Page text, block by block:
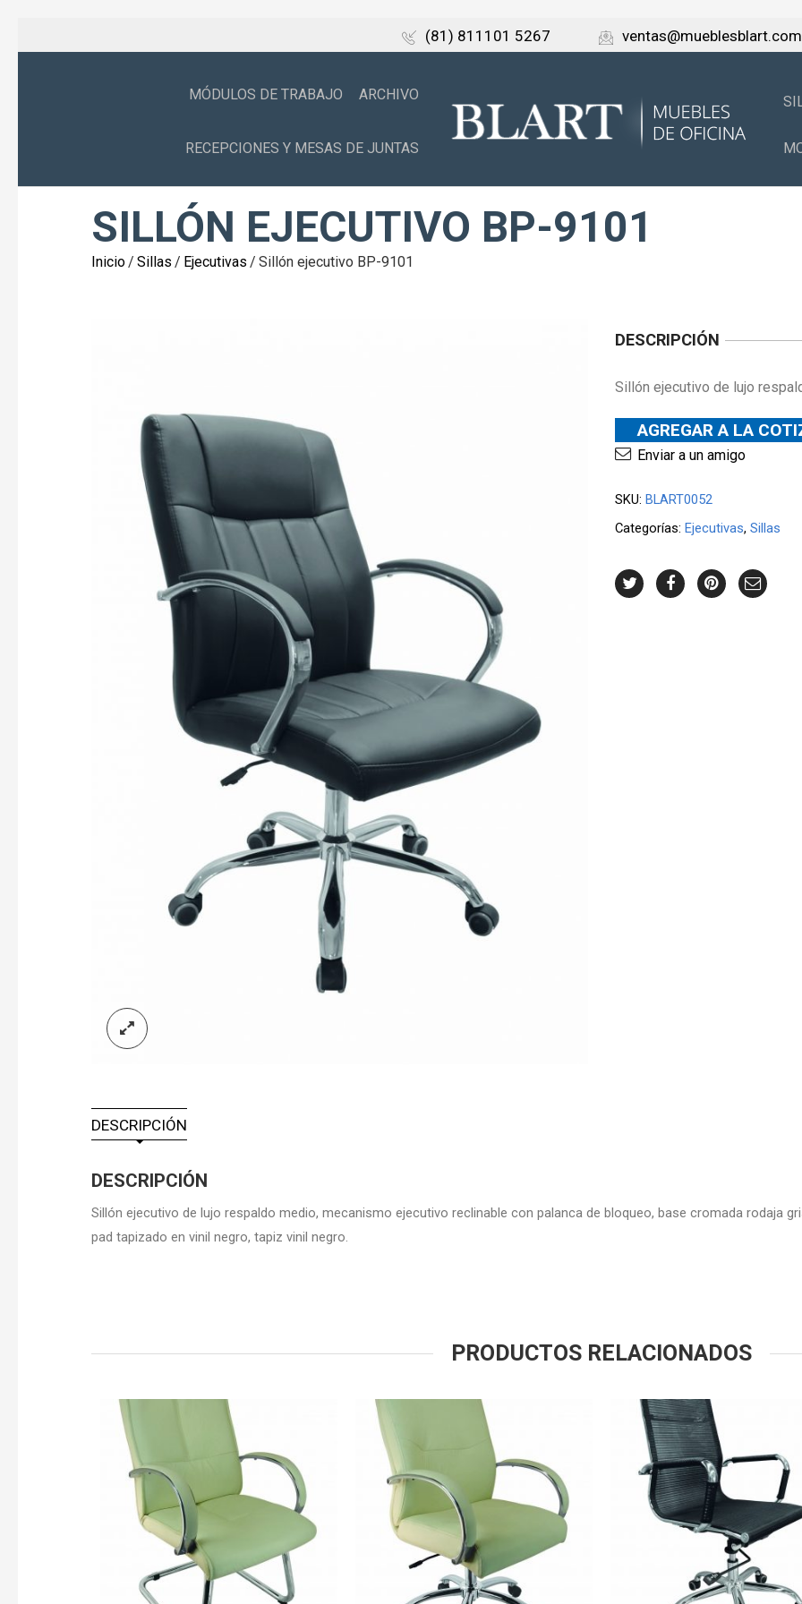
(81) 811101 5267 ventas@mueblesblart.com
MÓDULOS DE TRABAJO ARCHIVO
RECEPCIONES Y MESAS DE JUNTAS
SILLÓN EJECUTIVO BP-9101
Inicio/ Sillas / Ejecutivas / Sillón ejecutivo BP-9101
DESCRIPCIÓN
Sillón ejecutivo de lujo
AGREGAR A LA
Enviar a un amigo
SKU: BLART0052
Categorías: Ejecutivas, Sillas
DESCRIPCIÓN
DESCRIPCIÓN
Sillón ejecutivo de lujo respaldo medio, mecanismo ejecutivo reclinable con palanca de bloqueo, base cromada rodaja
pad tapizado en vinil negro, tapiz vinil negro.
PRODUCTOS RELACIONADOS